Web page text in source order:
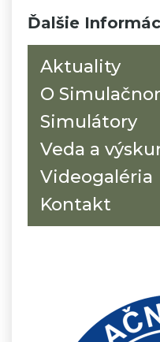
Ďalšie
Aktuality
O
Simulátory
Veda a
Videogaléria
Kontakt